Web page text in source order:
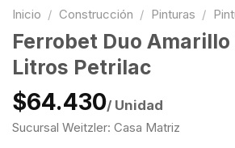
Inicio / Construcción / Pinturas /
Ferrobet Duo
Litros Petrilac
$64.430/ Unidad
Sucursal Weitzler: Casa Matriz